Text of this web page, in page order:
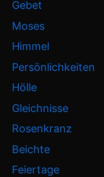
Gebet
Moses
Himmel
Persönlichkeiten
Hölle
Gleichnisse
Rosenkranz
Beichte
Feiertage